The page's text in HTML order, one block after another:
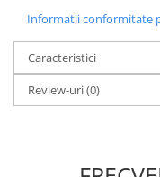
Informatii conformitate
Caracteristici
Review-uri(0)